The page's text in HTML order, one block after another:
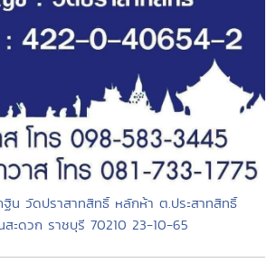
น วัดปราสาทสิทธิ์ หลักห้า ต.ประสาทสิทธิ์
สะดวก ราชบุรี 70210 23-10-65